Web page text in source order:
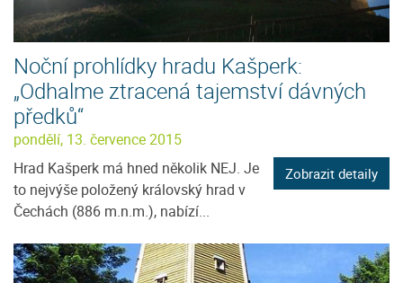
Noční prohlídky hradu Kašperk:
„Odhalme ztracená tajemství dávných
předků“
pondělí, 13. července 2015
Hrad Kašperk má hned několik NEJ. Je
to nejvýše položený královský hrad v
Čechách (886 m.n.m.), nabízí...
Zobrazit detaily